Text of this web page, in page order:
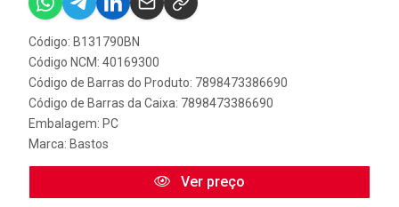
Código: B131790BN
Código NCM: 40169300
Código de Barras do Produto: 7898473386690
Código de Barras da Caixa: 7898473386690
Embalagem: PC
Marca: Bastos
Ver preço